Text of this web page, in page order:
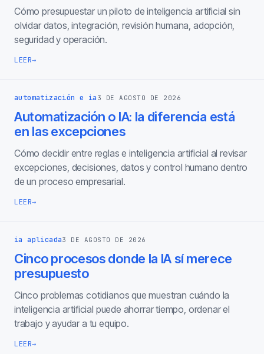
Cómo presupuestar un piloto de inteligencia artificial sin
olvidar datos, integración, revisión humana, adopción,
seguridad y operación.
LEER→
automatización e ia 3 DE AGOSTO DE 2026
Automatización o IA: la diferencia está
en las excepciones
Cómo decidir entre reglas e inteligencia artificial al revisar
excepciones, decisiones, datos y control humano dentro
de un proceso empresarial.
LEER→
ia aplicada3 DE AGOSTO DE 2026
Cinco procesos donde la IA sí merece
presupuesto
Cinco problemas cotidianos que muestran cuándo la
inteligencia artificial puede ahorrar tiempo, ordenar el
trabajo y ayudar a tu equipo.
LEER→